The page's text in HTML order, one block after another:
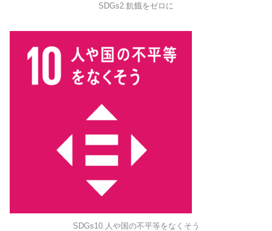
SDGs2.飢餓をゼロに
SDGs10.人や国の不平等をなくそう